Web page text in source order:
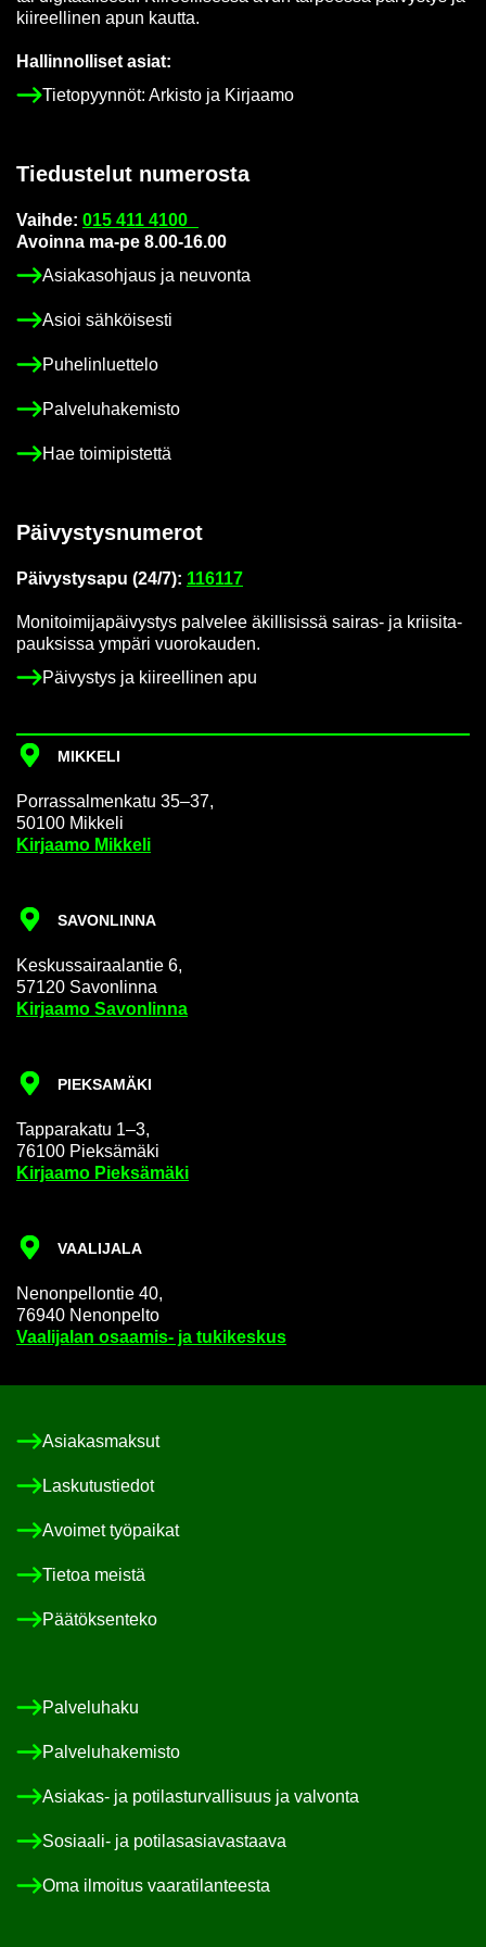
kii­reel­li­nen apun kaut­ta.
Hal­lin­nol­li­set asiat:
Tie­to­pyyn­nöt: Ar­kis­to ja Kir­jaa­mo
Tie­dus­te­lut nu­me­ros­ta
Vaih­de: 015 411 4100
Avoin­na ma-pe 8.00-16.00
Asia­kas­oh­jaus ja neu­von­ta
Asioi säh­köi­ses­ti
Pu­he­lin­luet­te­lo
Pal­ve­lu­ha­ke­mis­to
Hae toi­mi­pis­tet­tä
Päi­vys­tys­nu­me­rot
Päi­vys­tys­a­pu (24/7): 116117
Mo­ni­toi­mi­ja­päi­vys­tys pal­ve­lee äkil­li­sis­sä sairas-​ ja krii­si­ta­
pauk­sis­sa ym­pä­ri vuo­ro­kau­den.
Päi­vys­tys ja kii­reel­li­nen apu
MIK­KE­LI
Por­ras­sal­men­ka­tu 35–37,
50100 Mik­ke­li
Kir­jaa­mo Mik­ke­li
SA­VON­LIN­NA
Kes­kus­sai­raa­lan­tie 6,
57120 Sa­von­lin­na
Kir­jaa­mo Sa­von­lin­na
PIEK­SA­MÄ­KI
Tap­pa­ra­ka­tu 1–3,
76100 Piek­sä­mä­ki
Kir­jaa­mo Piek­sä­mä­ki
VAA­LI­JA­LA
Ne­non­pel­lon­tie 40,
76940 Ne­non­pel­to
Vaa­li­ja­lan osaamis-​ ja tu­ki­kes­kus
Asia­kas­mak­sut
Las­ku­tus­tie­dot
Avoi­met työ­pai­kat
Tie­toa meis­tä
Pää­tök­sen­te­ko
Pal­ve­lu­ha­ku
Pal­ve­lu­ha­ke­mis­to
Asiakas-​ ja po­ti­las­tur­val­li­suus ja val­von­ta
Sosiaali-​ ja po­ti­las­asia­vas­taa­va
Oma il­moi­tus vaa­ra­ti­lan­tees­ta